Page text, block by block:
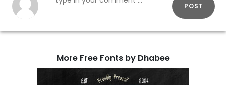
POST
More Free Fonts by Dhabee